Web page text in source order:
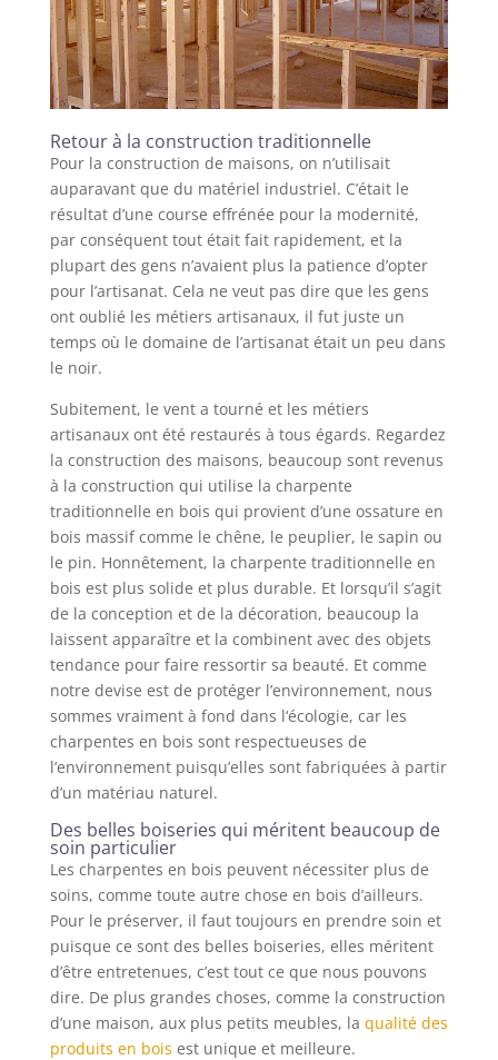
Retour à la construction traditionnelle
Pour la construction de maisons, on n’utilisait
auparavant que du matériel industriel. C’était le
résultat d’une course effrénée pour la modernité,
par conséquent tout était fait rapidement, et la
plupart des gens n’avaient plus la patience d’opter
pour l’artisanat. Cela ne veut pas dire que les gens
ont oublié les métiers artisanaux, il fut juste un
temps où le domaine de l’artisanat était un peu dans
le noir.
Subitement, le vent a tourné et les métiers
artisanaux ont été restaurés à tous égards. Regardez
la construction des maisons, beaucoup sont revenus
à la construction qui utilise la charpente
traditionnelle en bois qui provient d’une ossature en
bois massif comme le chêne, le peuplier, le sapin ou
le pin. Honnêtement, la charpente traditionnelle en
bois est plus solide et plus durable. Et lorsqu’il s’agit
de la conception et de la décoration, beaucoup la
laissent apparaître et la combinent avec des objets
tendance pour faire ressortir sa beauté. Et comme
notre devise est de protéger l’environnement, nous
sommes vraiment à fond dans l‘écologie, car les
charpentes en bois sont respectueuses de
l’environnement puisqu’elles sont fabriquées à partir
d’un matériau naturel.
Des belles boiseries qui méritent beaucoup de
soin particulier
Les charpentes en bois peuvent nécessiter plus de
soins, comme toute autre chose en bois d’ailleurs.
Pour le préserver, il faut toujours en prendre soin et
puisque ce sont des belles boiseries, elles méritent
d’être entretenues, c’est tout ce que nous pouvons
dire. De plus grandes choses, comme la construction
d’une maison, aux plus petits meubles, la qualité des
produits en bois est unique et meilleure.